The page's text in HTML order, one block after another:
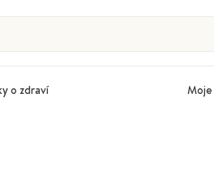
o zdraví